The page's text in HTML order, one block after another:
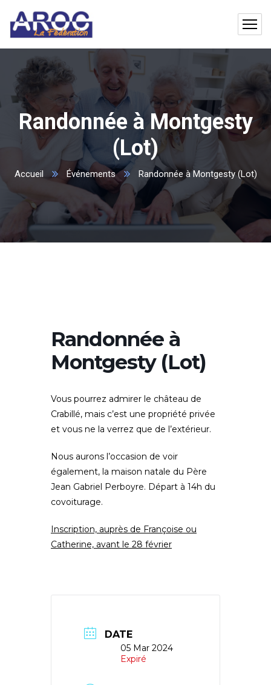
Randonnée à Montgesty
(Lot)
Accueil Événements Randonnée à Montgesty (Lot)
Randonnée à
Montgesty (Lot)
Vous pourrez admirer le château de
Crabillé, mais c’est une propriété privée
et vous ne la verrez que de l’extérieur.
Nous aurons l’occasion de voir
également, la maison natale du Père
Jean Gabriel Perboyre. Départ à 14h du
covoiturage.
Inscription, auprès de Françoise ou
Catherine, avant le 28 février
DATE
05 Mar 2024
Expiré